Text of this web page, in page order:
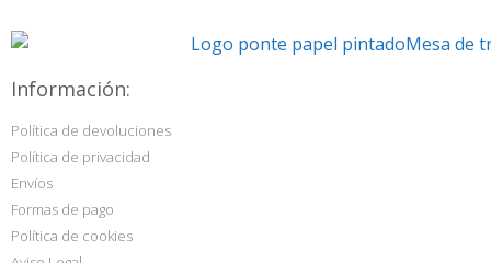
Información:
Política de devoluciones
Política de privacidad
Envíos
Formas de pago
Política de cookies